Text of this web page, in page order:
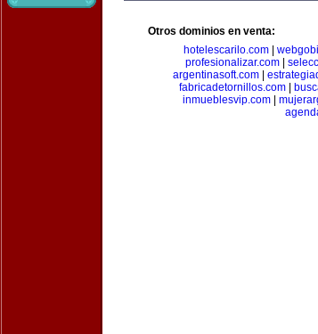
Otros dominios en venta:
hotelescarilo.com
profesionalizar.com|
argentinasoft.com|
fabricadetornillos.com
inmueblesvip.com